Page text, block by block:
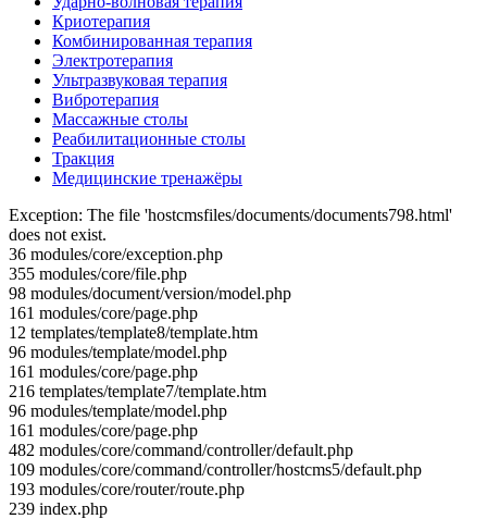
Криотерапия
Комбинированная терапия
Электротерапия
Ультразвуковая терапия
Вибротерапия
Массажные столы
Реабилитационные столы
Тракция
Медицинские тренажёры
Exception: The file 'hostcmsfiles/documents/documents798.html'
does not exist.
36 modules/core/exception.php
355 modules/core/file.php
98 modules/document/version/model.php
161 modules/core/page.php
12 templates/template8/template.htm
96 modules/template/model.php
161 modules/core/page.php
216 templates/template7/template.htm
96 modules/template/model.php
161 modules/core/page.php
482 modules/core/command/controller/default.php
109 modules/core/command/controller/hostcms5/default.php
193 modules/core/router/route.php
239 index.php